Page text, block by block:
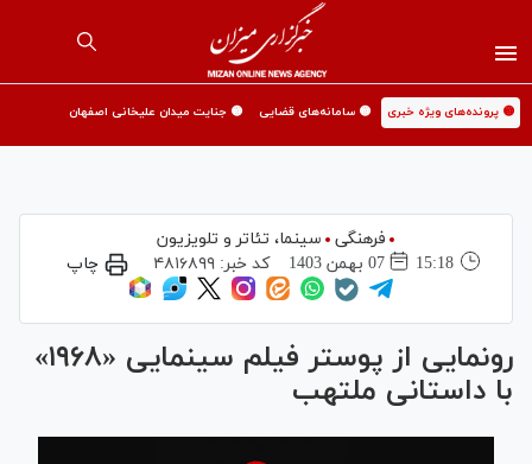
🟡 پرونده‌های ویژه خبری 🟡 سامانه‌های قضایی 🟡 جنایت میدان علیخانی اصفهان
فرهنگی
سینما،‌ تئاتر و تلویزیون
15:18
07 بهمن 1403 کد خبر: ۴۸۱۶۸۹۹ چاپ
رونمایی از پوستر فیلم سینمایی «۱۹۶۸»
با داستانی ملتهب